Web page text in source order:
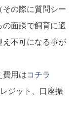
その際に質問シー
の面談で飼育に適
え不可になる事が
費用はコチラ
ジット、口座振